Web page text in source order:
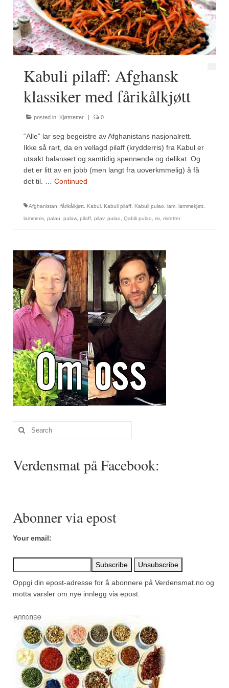
Fugl
Gryteretter
Snacks
Supper
Olivenolje, oppskrifter
Krydder, oppskrifter
Bouquet garni
Cajunkrydder, mildt
Cajunkrydder, sterkt
Estragon
Guindillas
Herbes de Provence
Kjørvel
Krøderens husmannsmiks
Løpstikke
Merian
Paprikapulver, edelsøtt
Parisisk pepper
Piment d’Espelette
Quatre épices
Rosépepper
Salvie
Kabuli pilaff: Afghansk
klassiker med fårikålkjøtt
posted in: Kjøttretter | 0
“Alle” lar seg begeistre av Afghanistans nasjonalrett.
Ikke så rart, da en vellagd pilaff (krydderris) fra Kabul er
utsøkt balansert og samtidig spennende og delikat. Og
det er litt av en jobb (men langt fra uoverkmmelig) å få
det til. … Continued
Afghanistan fårikålkjøtt Kabul Kabuli pilaff Kabuli pulao lam lammekjøtt
lammeris palau palaw, pilaff pilav, pulao Qabili pulao ris risretter
Search
for:
Verdensmat på Facebook:
Abonner via epost
Your email:
Oppgi din epost-adresse for å abonnere på Verdensmat.no og
motta varsler om nye innlegg via epost.